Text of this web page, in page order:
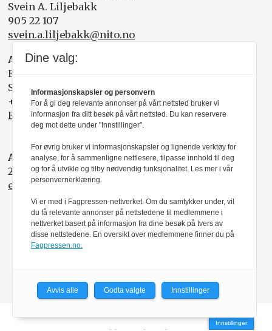
Svein A. Liljebakk
905 22 107
svein.a.liljebakk@nito.no
ANNONSESELGER:
Elisabeth R. Wåde
Salgsfabrikken
+47 919 03 208
Elisabeth@salgsfabrikken.no
ABONNEMENT:
22 05 35 00
epost@nito.no
Innstillinger
Dine valg:
Informasjonskapsler og personvern
For å gi deg relevante annonser på vårt nettsted bruker vi
informasjon fra ditt besøk på vårt nettsted. Du kan reservere
deg mot dette under "Innstillinger".
For øvrig bruker vi informasjonskapsler og lignende verktøy for
analyse, for å sammenligne nettlesere, tilpasse innhold til deg
og for å utvikle og tilby nødvendig funksjonalitet. Les mer i vår
personvernerklæring.
Vi er med i Fagpressen-nettverket. Om du samtykker under, vil
du få relevante annonser på nettstedene til medlemmene i
nettverket basert på informasjon fra dine besøk på tvers av
disse nettstedene. En oversikt over medlemmene finner du på
Fagpressen.no.
Avvis alle Godta valgte Innstillinger